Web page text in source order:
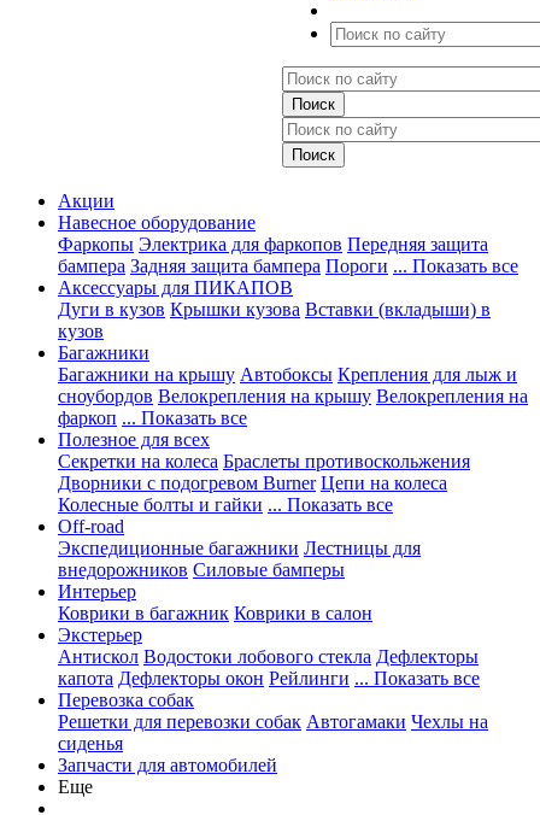
Акции
Навесное оборудование
Фаркопы Электрика для фаркопов Передняя защита
бампера Задняя защита бампера Пороги ... Показать все
Аксессуары для ПИКАПОВ
Дуги в кузов Крышки кузова Вставки (вкладыши) в
кузов
Багажники
Багажники на крышу Автобоксы Крепления для лыж и
сноубордов Велокрепления на крышу Велокрепления на
фаркоп ... Показать все
Полезное для всех
Секретки на колеса Браслеты противоскольжения
Дворники с подогревом Burner Цепи на колеса
Колесные болты и гайки ... Показать все
Off-road
Экспедиционные багажники Лестницы для
внедорожников Силовые бамперы
Интерьер
Коврики в багажник Коврики в салон
Экстерьер
Антискол Водостоки лобового стекла Дефлекторы
капота Дефлекторы окон Рейлинги ... Показать все
Перевозка собак
Решетки для перевозки собак Автогамаки Чехлы на
сиденья
Запчасти для автомобилей
Еще